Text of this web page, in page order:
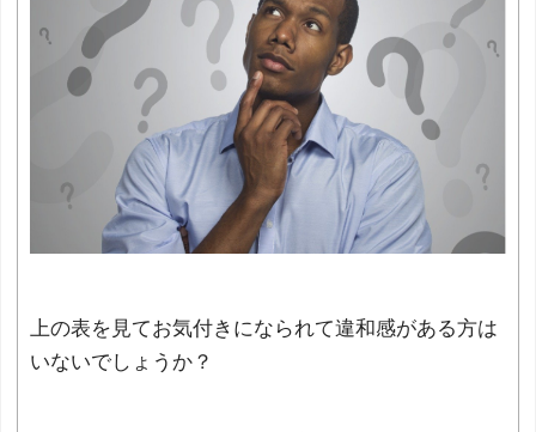
上の表を見てお気付きになられて違和感がある方は
いないでしょうか？